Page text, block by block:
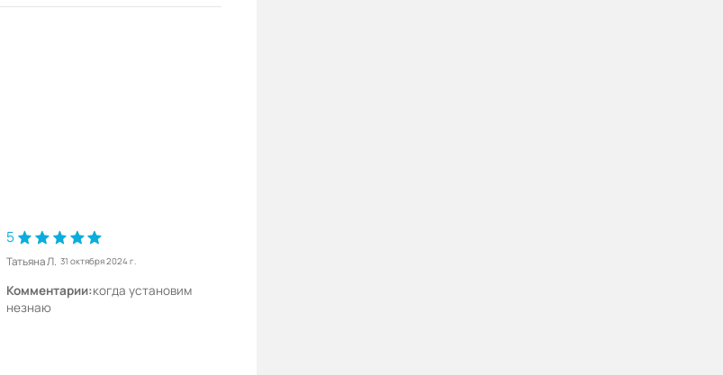
5
Татьяна Л. 31 октября 2024 г.
Комментарии:когда установим
незнаю